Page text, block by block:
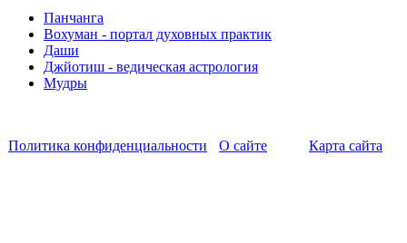
Панчанга
Вохуман - портал духовных практик
Даши
Джйотиш - ведическая астрология
Мудры
Политика конфиденциальности О сайте Карта сайта